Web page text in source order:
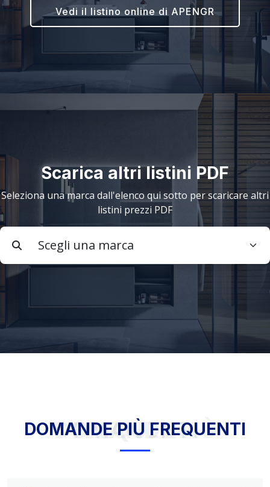
Vedi il listino online di APENGR
Scarica altri listini PDF
Seleziona una marca dall'elenco qui sotto per scaricare altri
listini prezzi PDF
DOMANDE PIÙ FREQUENTI
DOMANDE PIÙ FREQUENTI